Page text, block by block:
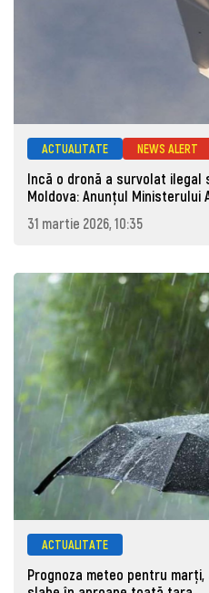
ACTUALITATE NEWS ALERT
Incă o dronă a survolat ilegal
Moldova: Anunţul Ministerului
31 martie 2026, 10:35
ACTUALITATE
Prognoza meteo pentru